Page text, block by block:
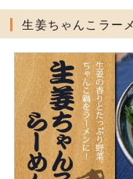
生姜ちゃんこラー